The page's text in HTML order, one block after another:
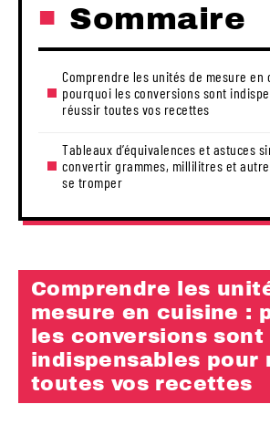
Sommaire
Comprendre les unités de mesure en
pourquoi les conversions sont
réussir toutes vos recettes
Tableaux d’équivalences et astuces
convertir grammes, millilitres et
se tromper
Comprendre les
mesure en cuisine :
les conversions sont
indispensables pour
toutes vos recettes